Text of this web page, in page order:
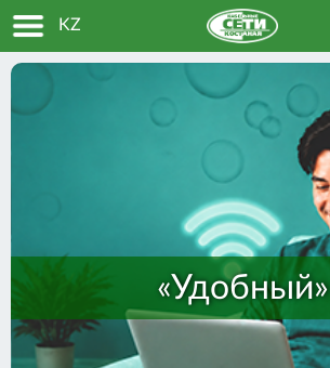
KZ
Главная
Интернет тарифы
Оплата
Для бизнеса
«Удобный»